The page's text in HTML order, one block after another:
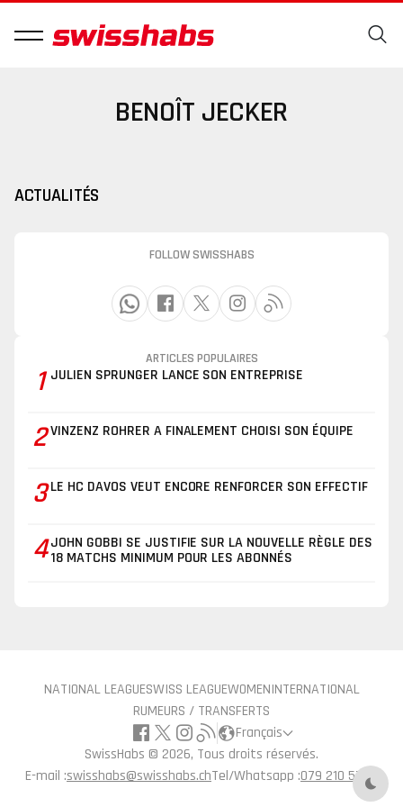
BENOÎT JECKER
ACTUALITÉS
FOLLOW SWISSHABS
ARTICLES POPULAIRES
1 JULIEN SPRUNGER LANCE SON ENTREPRISE
2 VINZENZ ROHRER A FINALEMENT CHOISI SON ÉQUIPE
3 LE HC DAVOS VEUT ENCORE RENFORCER SON EFFECTIF
4 JOHN GOBBI SE JUSTIFIE SUR LA NOUVELLE RÈGLE DES
18 MATCHS MINIMUM POUR LES ABONNÉS
NATIONAL LEAGUESWISS LEAGUEWOMENINTERNATIONAL
RUMEURS / TRANSFERTS
Français
SwissHabs © 2026, Tous droits réservés.
E-mail :swisshabs@swisshabs.chTel/Whatsapp :079 210 57 71